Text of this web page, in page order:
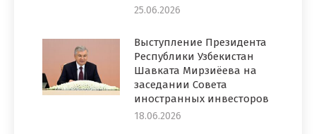
25.06.2026
Выступление Президента
Республики Узбекистан
Шавката Мирзиёева на
заседании Совета
иностранных инвесторов
18.06.2026